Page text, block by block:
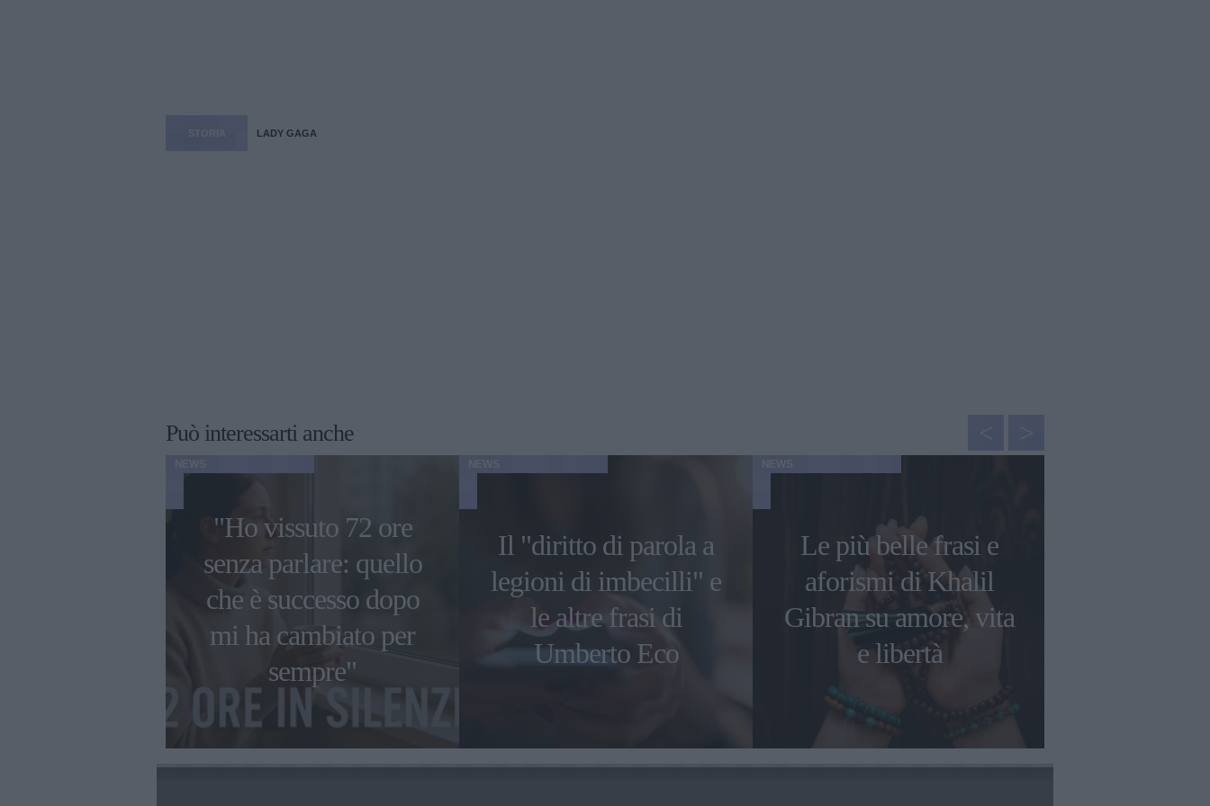
LADY GAGA
Può interessarti anche
"Ho vissuto 72 ore
senza parlare: quello
che è successo dopo
mi ha cambiato per
sempre"
Il "diritto di parola a
legioni di imbecilli" e
le altre frasi di
Umberto Eco
Le più belle frasi e
aforismi di Khalil
Gibran su amore, vita
e libertà